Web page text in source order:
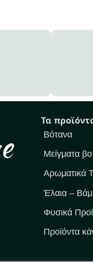
Τα
Βότανα
Μείγματα
Αρωματικά
Έλαια –
Φυσικά
Προϊόντα